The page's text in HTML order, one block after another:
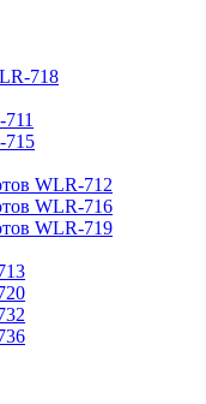
718
715
WLR-712
WLR-716
WLR-719